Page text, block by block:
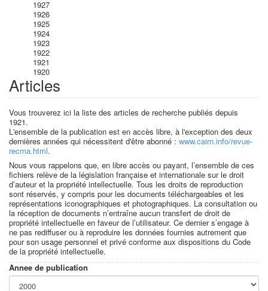
1927
1926
1925
1924
1923
1922
1921
1920
Articles
Vous trouverez ici la liste des articles de recherche publiés depuis
1921.
L'ensemble de la publication est en accès libre, à l'exception des deux
dernières années qui nécessitent d'être abonné : www.cairn.info/revue-
recma.html.
Nous vous rappelons que, en libre accès ou payant, l’ensemble de ces
fichiers relève de la législation française et internationale sur le droit
d’auteur et la propriété intellectuelle. Tous les droits de reproduction
sont réservés, y compris pour les documents téléchargeables et les
représentations iconographiques et photographiques. La consultation ou
la réception de documents n’entraîne aucun transfert de droit de
propriété intellectuelle en faveur de l’utilisateur. Ce dernier s’engage à
ne pas rediffuser ou à reproduire les données fournies autrement que
pour son usage personnel et privé conforme aux dispositions du Code
de la propriété intellectuelle.
Annee de publication